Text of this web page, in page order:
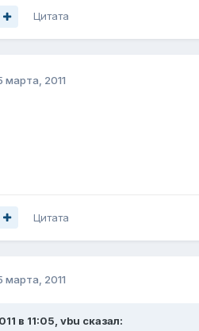
Цитата
марта, 2011
Цитата
марта, 2011
в 11:05, vbu сказал: